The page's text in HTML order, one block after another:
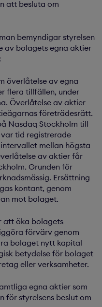
att besluta om
bemyndigar styrelsen
av bolagets egna aktier
överlåtelse av egna
flera tillfällen, under
Överlåtelse av aktier
företrädesrätt.
Nasdaq Stockholm till
tid registrerade
mellan högsta
av aktier får
Grunden för
Ersättning
kontant, genom
mot bolaget.
att öka bolagets
förvärv genom
bolaget nytt kapital
betydelse för bolaget
eller verksamheter.
egna aktier som
för styrelsens beslut om